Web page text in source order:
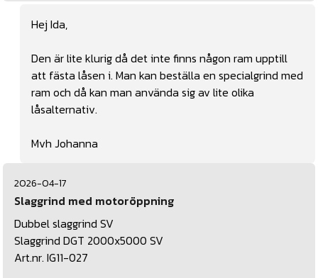
Hej Ida,
Den är lite klurig då det inte finns någon ram upptill
att fästa låsen i. Man kan beställa en specialgrind med
ram och då kan man använda sig av lite olika
låsalternativ.
Mvh Johanna
2026-04-17
Slaggrind med motoröppning
Dubbel slaggrind SV
Slaggrind DGT 2000x5000 SV
Art.nr. IG11-027